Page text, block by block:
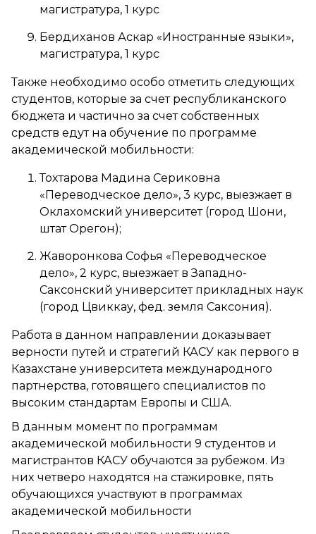
магистратура, 1 курс
Бердиханов Аскар «Иностранные языки»,
магистратура, 1 курс
Также необходимо особо отметить следующих
студентов, которые за счет республиканского
бюджета и частично за счет собственных
средств едут на обучение по программе
академической мобильности:
Тохтарова Мадина Сериковна
«Переводческое дело», 3 курс, выезжает в
Оклахомский университет (город Шони,
штат Орегон);
Жаворонкова Софья «Переводческое
дело», 2 курс, выезжает в Западно-
Саксонский университет прикладных наук
(город Цвиккау, фед. земля Саксония).
Работа в данном направлении доказывает
верности путей и стратегий КАСУ как первого в
Казахстане университета международного
партнерства, готовящего специалистов по
высоким стандартам Европы и США.
В данным момент по программам
академической мобильности 9 студентов и
магистрантов КАСУ обучаются за рубежом. Из
них четверо находятся на стажировке, пять
обучающихся участвуют в программах
академической мобильности